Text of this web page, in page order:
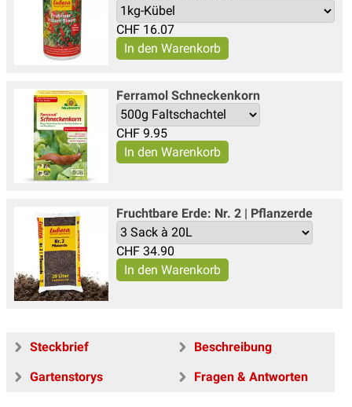
CHF 16.07
Ferramol Schneckenkorn
CHF 9.95
Fruchtbare Erde: Nr. 2 | Pflanzerde
CHF 34.90
Steckbrief
Beschreibung
Gartenstorys
Fragen & Antworten